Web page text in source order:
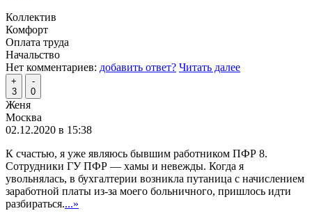
Коллектив
Комфорт
Оплата труда
Начальство
Нет комментариев: добавить ответ? Читать далее
+
3
-
0
Женя
Москва
02.12.2020 в 15:38
К счастью, я уже являюсь бывшим работником ПФР 8.
Сотрудники ГУ ПФР — хамы и невежды. Когда я
увольнялась, в бухгалтерии возникла путаница с начислением
заработной платы из-за моего больничного, пришлось идти
разбираться....»